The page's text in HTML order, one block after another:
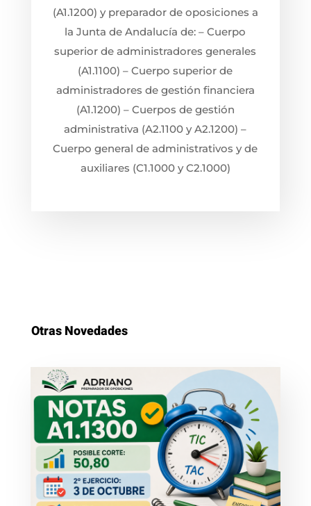
(A1.1200) y preparador de oposiciones a
la Junta de Andalucía de: – Cuerpo
superior de administradores generales
(A1.1100) – Cuerpo superior de
administradores de gestión financiera
(A1.1200) – Cuerpos de gestión
administrativa (A2.1100 y A2.1200) –
Cuerpo general de administrativos y de
auxiliares (C1.1000 y C2.1000)
Otras Novedades